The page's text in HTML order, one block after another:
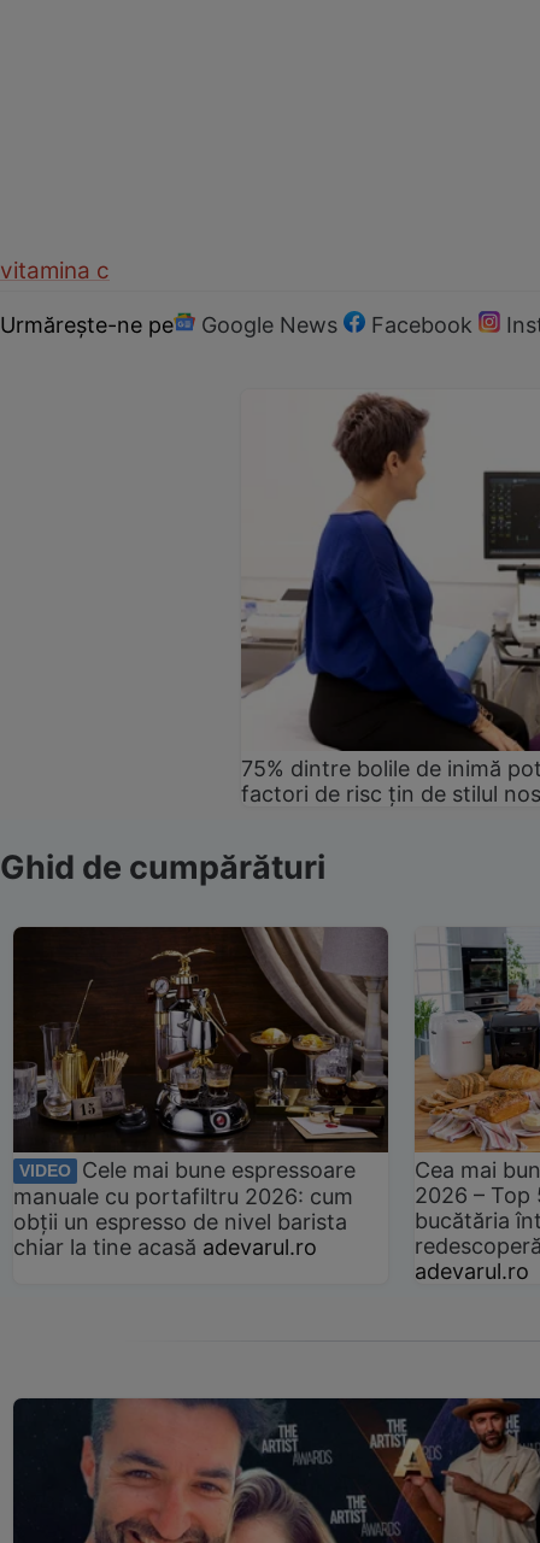
vitamina c
Urmărește-ne pe Google News Facebook
75% dintre bolile de inimă
factori de risc țin de stilul
Ghid de cumpărături
VIDEO
Cele mai bune espressoare
manuale cu portafiltru 2026: cum
obții un espresso de nivel barista
chiar la tine acasă adevarul.ro
Cea mai
2026 –
bucătăria
adevarul.ro